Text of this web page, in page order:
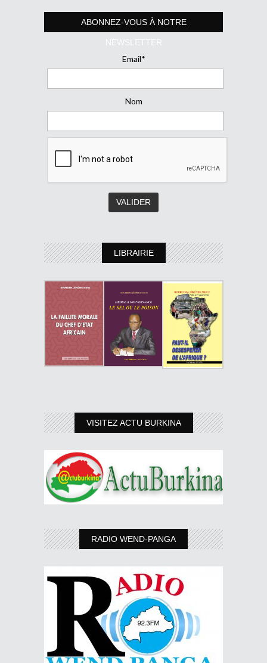
ABONNEZ-VOUS À NOTRE
NEWSLETTER
Email*
Nom
LIBRAIRIE
VISITEZ ACTU BURKINA
RADIO WEND-PANGA